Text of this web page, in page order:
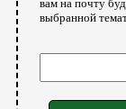
вам на почту
выбранной